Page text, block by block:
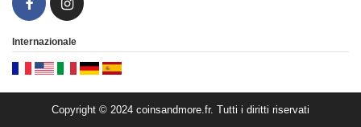
Internazionale
Copyright © 2024 coinsandmore.fr. Tutti i diritti riservati